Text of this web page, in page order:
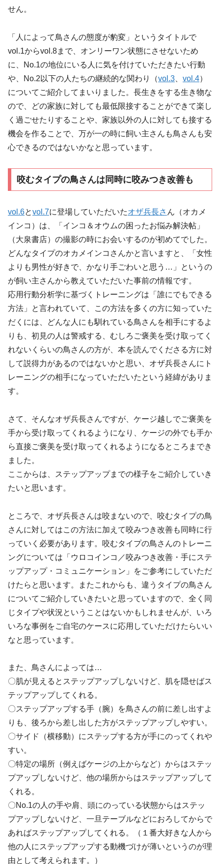
せん。
「人によって鳥さんの態度が豹変」というタイトルで
vol.1からvol.8まで、オンリーワン状態にさせないため
に、No.1の地位にいる人に気を付けていただきたい行動
や、No.2以下の人たちの継続的な関わり（vol.3 vol.4）
についてご紹介してまいりました。長生きをする生き物な
ので、どの家族に対しても最低限接することができて楽し
く過ごせたりすることや、家族以外の人に対しても接する
機会を作ることで、万が一の時に飼い主さんも鳥さんも安
心できるのではないかなと思っています。
咬むタイプの鳥さんは同時に咬みつき改善も
vol.6とvol.7に登場していただいたオザ兵長さ ん（オカメ
インコ）は、「インコ＆オウムの困ったお悩み解決帖」
（大泉書店）の撮影の時にお会いするのが初めてでした。
どんなタイプのオカメインコさんかと言いますと、「女性
よりも男性が好きで、かなり手ごわいと思う…」というの
が飼い主さんから教えていただいた事前の情報です。
応用行動分析学に基づくトレーニングは「誰にでもできる
方法」と言われていて、この方法を多くの方に知っていた
だくには、どんな人にも馴れている鳥さんを相手にするよ
りも、初見の人は警戒する、むしろご褒美を受け取ってく
れないくらいの鳥さんの方が、本を読んでくださる方に対
して説得力があるのではないかと思い、オザ兵長さんにト
レーニングの相手になっていただいたという経緯がありま
す。
さて、そんなオザ兵長さんですが、ケージ越しでご褒美を
手から受け取ってくれるようになり、ケージの外でも手か
ら直接ご褒美を受け取ってくれるようになるところまでき
ました。
ここからは、ステップアップまでの様子をご紹介していき
たいと思います。
ところで、オザ兵長さんは咬まないので、咬むタイプの鳥
さんに対してはこの方法に加えて咬みつき改善も同時に行
っていく必要があります。咬むタイプの鳥さんのトレーニ
ングについては「ウロコインコ／咬みつき改善・手にステ
ップアップ・コミュニケーション」をご参考にしていただ
けたらと思います。またこれからも、違うタイプの鳥さん
についてご紹介していきたいと思っていますので、全く同
じタイプや状況ということはないかもしれませんが、いろ
いろな事例をご自宅のケースに応用していただけたらいい
なと思っています。
また、鳥さんによっては…
〇肌が見えるとステップアップしないけど、肌を隠せばス
テップアップしてくれる。
〇ステップアップする手（腕）を鳥さんの前に差し出すよ
りも、後ろから差し出した方がステップアップしやすい。
〇サイド（横移動）にステップする方が手にのってくれや
すい。
〇特定の場所（例えばケージの上からなど）からはステッ
プアップしないけど、他の場所からはステップアップして
くれる。
〇No.1の人の手や肩、頭にのっている状態からはステッ
プアップしないけど、一旦テーブルなどにおろしてからで
あればステップアップしてくれる。（１番大好きな人から
他の人にステップアップする動機づけが薄いというのが理
由として考えられます。）